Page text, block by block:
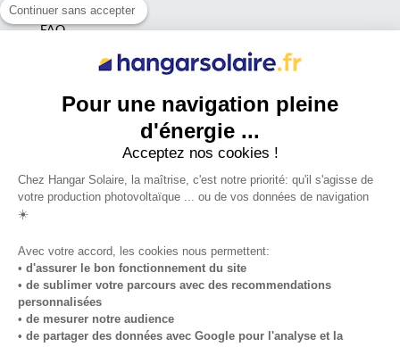
Continuer sans accepter
Pour une navigation pleine
d'énergie ...
Acceptez nos cookies !
Chez Hangar Solaire, la maîtrise, c'est notre priorité: qu'il s'agisse de
votre production photovoltaïque ... ou de vos données de navigation
☀️
Avec votre accord, les cookies nous permettent:
• d'assurer le bon fonctionnement du site
• de sublimer votre parcours avec des recommendations
personnalisées
• de mesurer notre audience
• de partager des données avec Google pour l'analyse et la
Contact
FAQ
louersonterrain.fr
autoconsommation.pro
collectivitelocale.fr
Suis-je éligible au hangar agricole
gratuit ?